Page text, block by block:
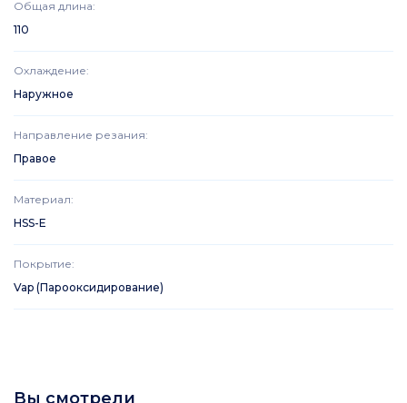
Общая длина:
110
Охлаждение:
Наружное
Направление резания:
Правое
Материал:
HSS-E
Покрытие:
Vap (Парооксидирование)
Вы смотрели